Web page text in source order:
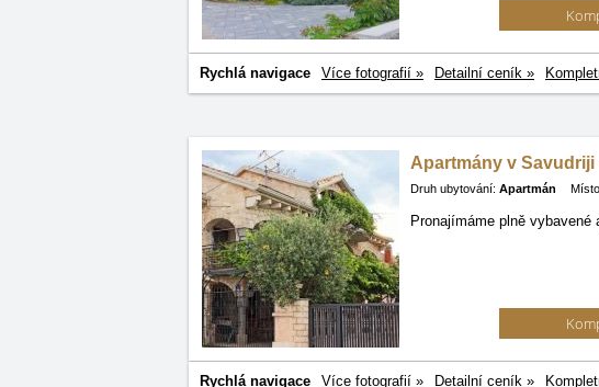
Rychlá navigace Více fotografií » Detailní ceník »
Apartmány v Savudriji
Druh ubytování: Apartmán
Pronajímáme plně
Rychlá navigace Více fotografií » Detailní ceník »